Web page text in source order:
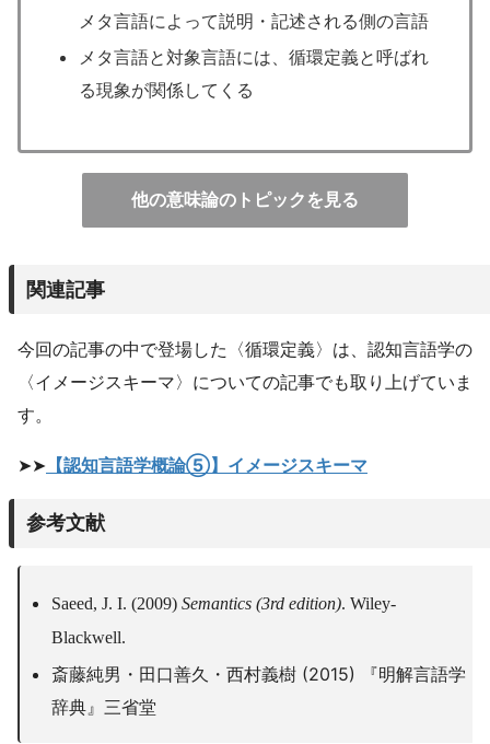
メタ言語によって説明・記述される側の言語
メタ言語と対象言語には、循環定義と呼ばれ
る現象が関係してくる
他の意味論のトピックを見る
関連記事
今回の記事の中で登場した〈循環定義〉は、認知言語学の
〈イメージスキーマ〉についての記事でも取り上げていま
す。
➤➤ 【認知言語学概論⑤】イメージスキーマ
参考文献
Saeed, J. I. (2009)Semantics (3rd edition). Wiley-
Blackwell.
斎藤純男・田口善久・西村義樹 (2015) 『明解言語学
辞典』三省堂